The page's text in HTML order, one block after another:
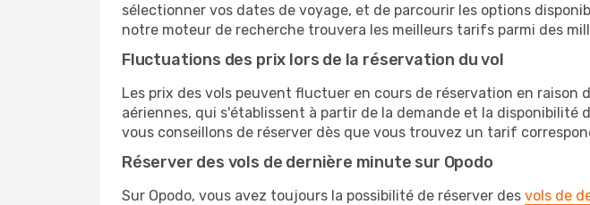
sélectionner vos dates de voyage, et de parcourir les options
notre moteur de recherche trouvera les meilleurs tarifs parmi des
Fluctuations des prix lors de la réservation du vol
Les prix des vols peuvent fluctuer en cours de réservation en
aériennes, qui s'établissent à partir de la demande et la disponibilité
vous conseillons de réserver dès que vous trouvez un tarif
Réserver des vols de dernière minute sur Opodo
Sur Opodo, vous avez toujours la possibilité de réserver des vols de